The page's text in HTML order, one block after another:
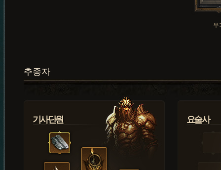
무
추종자
기사단원 요술사